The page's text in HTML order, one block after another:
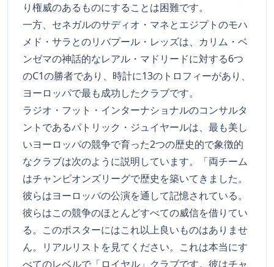
り権威のあるものにすることは困難です。
一方、セネガルのサディオ・マネとエジプトのモハ
メド・サラとのリバプール・レッズは、カリム・ベ
ンゼマの神話的なレアル・マドリードに対する6つ
のC1の勝者であり、時計に13のトロフィーがあり、
ヨーロッパで最も成功したクラブです。
ラジオ・フット・インターナショナルのコンサルタ
ントであるパトリック・ジュイヤールは、最も美し
いヨーロッパの競争で育った2つの歴史的で象徴的
なクラブは次のように説明しています。「両チーム
はチャンピオンズリーグで歴史を築いてきました。
彼らはヨーロッパの公演を通して記憶されている。
彼らはこの競争のほとんどすべての威信を借りてい
る。このポスターにはこれ以上良いものはありませ
ん。リアルリストを見てください。これは本当にす
べてのレベルで「ロイヤル」クラブです。彼はチャ